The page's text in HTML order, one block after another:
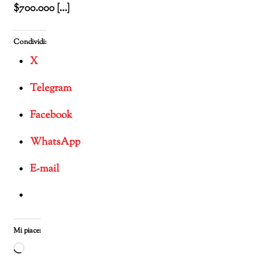
$700.000 […]
Condividi:
X
Telegram
Facebook
WhatsApp
E-mail
Mi piace:
Caricamento